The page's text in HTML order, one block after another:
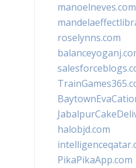
manoelneves.com
roselynns.com
halobjd.com
PikaPikaApp.com